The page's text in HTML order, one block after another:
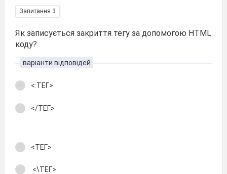
Запитання 3
Як записується закриття тегу за допомогою HTML
коду?
варіанти відповідей
<:ТЕГ>
</ТЕГ>
<ТЕГ>
<\ТЕГ>